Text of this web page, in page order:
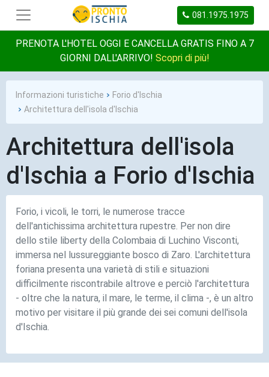
081.1975.1975
PRENOTA L'HOTEL OGGI E CANCELLA GRATIS FINO A 7
GIORNI DALL'ARRIVO! Scopri di più!
Informazioni turistiche
Forio d'Ischia
Architettura dell'isola d'Ischia
Architettura dell'isola
d'Ischia a Forio d'Ischia
Forio, i vicoli, le torri, le numerose tracce
dell'antichissima architettura rupestre. Per non dire
dello stile liberty della Colombaia di Luchino Visconti,
immersa nel lussureggiante bosco di Zaro. L'architettura
foriana presenta una varietà di stili e situazioni
difficilmente riscontrabile altrove e perciò l'architettura
- oltre che la natura, il mare, le terme, il clima -, è un altro
motivo per visitare il più grande dei sei comuni dell'isola
d'Ischia.